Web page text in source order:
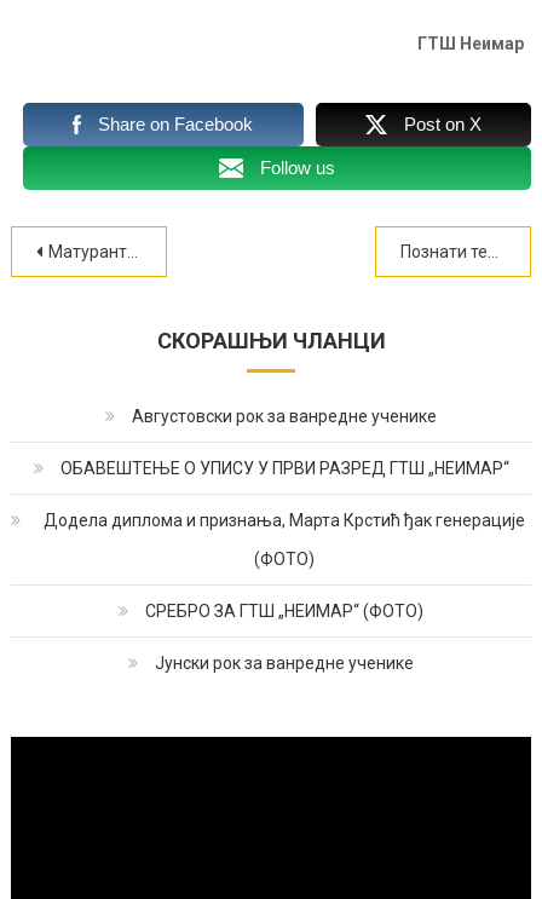
ГТШ Неимар
Share on Facebook Post on X
Follow us
Кретање
Матурантима уручене дипломе, Петар Петковић ђак генерације (ФОТО)
СКОРАШЊИ ЧЛАНЦИ
Августовски рок за ванредне ученике
ОБАВЕШТЕЊЕ О УПИСУ У ПРВИ РАЗРЕД ГТШ „НЕИМАР“
Додела диплома и признања, Марта Крстић ђак генерације
(ФОТО)
СРЕБРО ЗА ГТШ „НЕИМАР“ (ФОТО)
Јунски рок за ванредне ученике